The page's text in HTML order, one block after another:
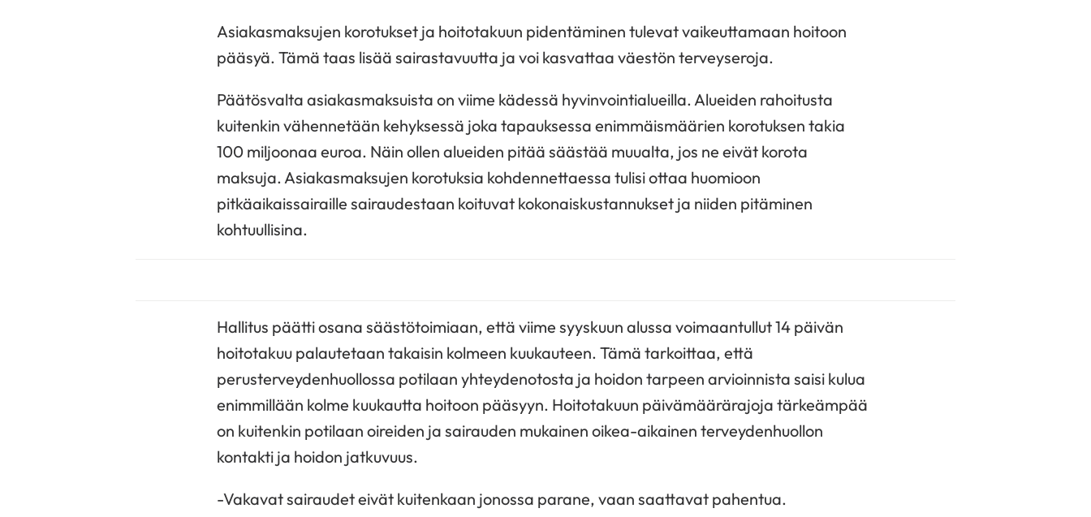
Asiakasmaksujen korotukset ja hoitotakuun pidentäminen tulevat vaikeuttamaan hoitoon
pääsyä. Tämä taas lisää sairastavuutta ja voi kasvattaa väestön terveyseroja.
Päätösvalta asiakasmaksuista on viime kädessä hyvinvointialueilla. Alueiden rahoitusta
kuitenkin vähennetään kehyksessä joka tapauksessa enimmäismäärien korotuksen takia
100 miljoonaa euroa. Näin ollen alueiden pitää säästää muualta, jos ne eivät korota
maksuja. Asiakasmaksujen korotuksia kohdennettaessa tulisi ottaa huomioon
pitkäaikaissairaille sairaudestaan koituvat kokonaiskustannukset ja niiden pitäminen
kohtuullisina.
Hallitus päätti osana säästötoimiaan, että viime syyskuun alussa voimaantullut 14 päivän
hoitotakuu palautetaan takaisin kolmeen kuukauteen. Tämä tarkoittaa, että
perusterveydenhuollossa potilaan yhteydenotosta ja hoidon tarpeen arvioinnista saisi kulua
enimmillään kolme kuukautta hoitoon pääsyyn. Hoitotakuun päivämäärärajoja tärkeämpää
on kuitenkin potilaan oireiden ja sairauden mukainen oikea-aikainen terveydenhuollon
kontakti ja hoidon jatkuvuus.
-Vakavat sairaudet eivät kuitenkaan jonossa parane, vaan saattavat pahentua.